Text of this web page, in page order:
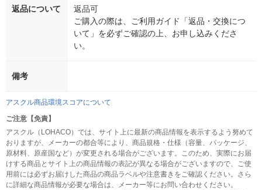
返品について
返品可
ご購入の際は、ご利用ガイド「返品・交換につ
いて」を必ずご確認の上、お申し込みくださ
い。
備考
アスクル商品環境スコアについて
ご注意【免責】
アスクル（LOHACO）では、サイト上に最新の商品情報を表示するよう努めて
おりますが、メーカーの都合等により、商品規格・仕様（容量、パッケージ、
原材料、原産国など）が変更される場合がございます。このため、実際にお届
けする商品とサイト上の商品情報の表記が異なる場合がございますので、ご使
用前には必ずお届けした商品の商品ラベルや注意書きをご確認ください。さら
に詳細な商品情報が必要な場合は、メーカー等にお問い合わせください。